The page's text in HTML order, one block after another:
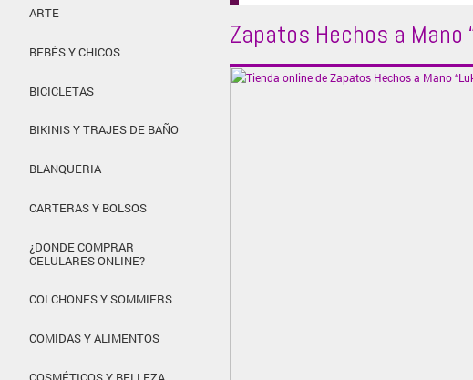
ARTE
BEBÉS Y CHICOS
BICICLETAS
BIKINIS Y TRAJES DE BAÑO
BLANQUERIA
CARTERAS Y BOLSOS
¿DONDE COMPRAR
CELULARES ONLINE?
COLCHONES Y SOMMIERS
COMIDAS Y ALIMENTOS
COSMÉTICOS Y BELLEZA
Zapatos Hechos a Mano